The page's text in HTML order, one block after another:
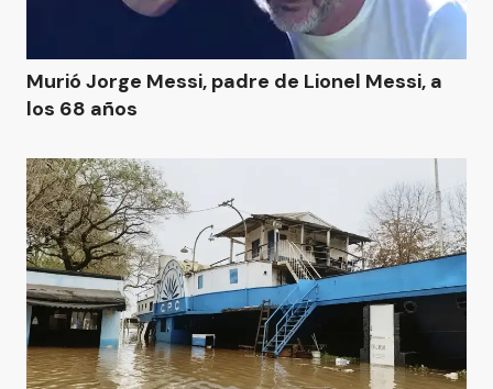
Murió Jorge Messi, padre de Lionel Messi, a
los 68 años